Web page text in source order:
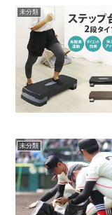
未分類
未分類